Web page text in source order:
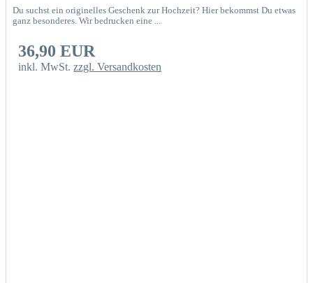
Du suchst ein originelles Geschenk zur Hochzeit? Hier bekommst Du etwas
ganz besonderes. Wir bedrucken eine ...
36,90 EUR
inkl. MwSt.zzgl. Versandkosten